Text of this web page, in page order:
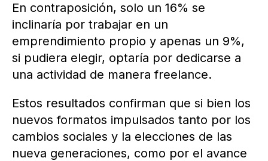
En contraposición, solo un 16% se
inclinaría por trabajar en un
emprendimiento propio y apenas un 9%,
si pudiera elegir, optaría por dedicarse a
una actividad de manera freelance.
Estos resultados confirman que si bien los
nuevos formatos impulsados tanto por los
cambios sociales y la elecciones de las
nueva generaciones, como por el avance